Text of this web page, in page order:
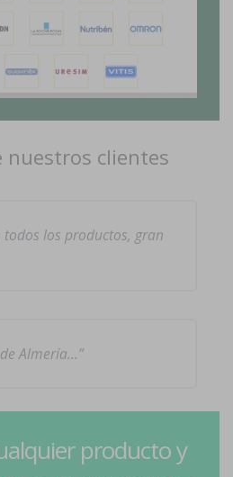
nuestros clientes
los productos, gran
Almería…
producto y